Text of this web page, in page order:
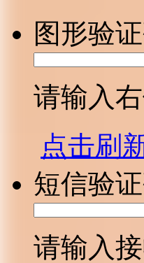
图形验证
请输入
点击刷
短信验证
请输入